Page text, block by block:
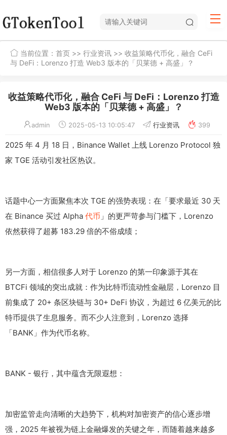
当前位置： 首页 >> 行业资讯 >> 收益策略代币化，融合 CeFi
与 DeFi：Lorenzo 打造 Web3 版本的「贝莱德 + 高盛」？
收益策略代币化，融合 CeFi 与 DeFi：Lorenzo 打造
Web3 版本的「贝莱德 + 高盛」？
admin 2025-05-13 10:05:47 行业资讯 399
2025 年 4 月 18 日，Binance Wallet 上线 Lorenzo Protocol 独
家 TGE 活动引发社区热议。
话题中心一方面聚焦本次 TGE 的强势表现：在「要求最近 30 天
在 Binance 买过 Alpha 代币 」的更严苛参与门槛下，Lorenzo
依然获得了超募 183.29 倍的不俗成绩；
另一方面，相信很多人对于 Lorenzo 的第一印象源于其在
BTCFi 领域的突出成就：作为比特币流动性金融层，Lorenzo 目
前集成了 20+ 条区块链与 30+ DeFi 协议，为超过 6 亿美元的比
特币提供了生息服务。而不少人注意到，Lorenzo 选择
「BANK」作为代币名称。
BANK - 银行，其中蕴含无限遐想：
加密监管走向清晰的大趋势下，机构对加密资产的信心逐步增
强，2025 年被视为链上金融爆发的关键之年，而随着越来越多